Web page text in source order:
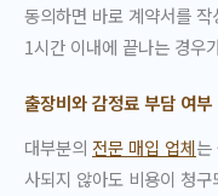
동의하면 바로 계약서를
1시간 이내에 끝나는 경우
출장비와 감정료 부담 여부
대부분의 전문 매입 업체는
사되지 않아도 비용이 청